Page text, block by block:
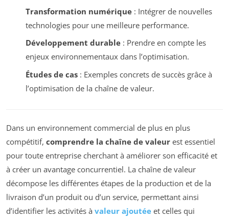
Transformation numérique: Intégrer de nouvelles
technologies pour une meilleure performance.
Développement durable: Prendre en compte les
enjeux environnementaux dans l’optimisation.
Études de cas: Exemples concrets de succès grâce à
l’optimisation de la chaîne de valeur.
Dans un environnement commercial de plus en plus
compétitif, comprendre la chaîne de valeur est essentiel
pour toute entreprise cherchant à améliorer son efficacité et
à créer un avantage concurrentiel. La chaîne de valeur
décompose les différentes étapes de la production et de la
livraison d’un produit ou d’un service, permettant ainsi
d’identifier les activités à valeur ajoutée et celles qui